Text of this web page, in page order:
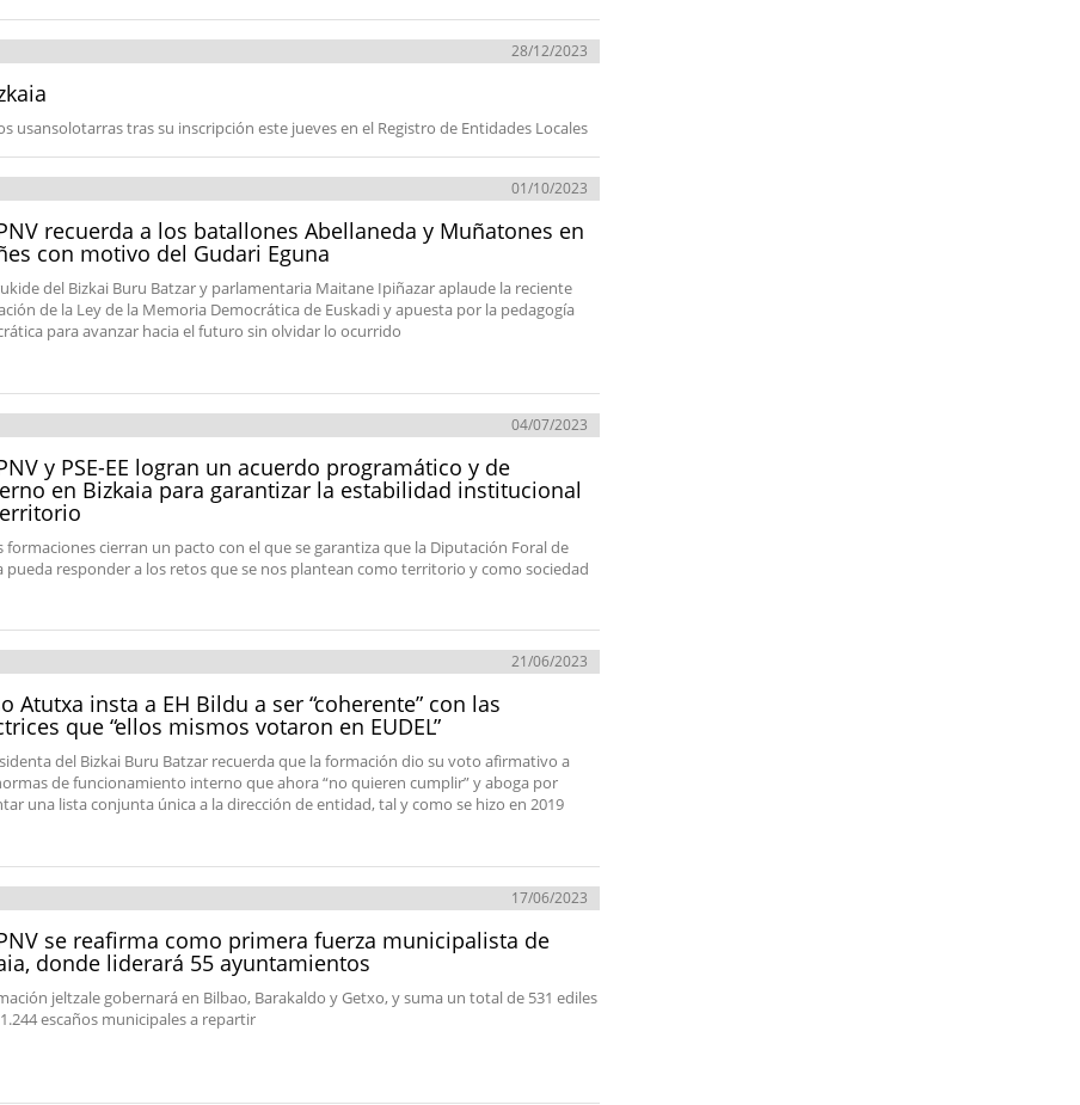
28/12/2023
usansolotarras tras su inscripción este jueves en el Registro de Entidades Locales
01/10/2023
recuerda a los batallones Abellaneda y Muñatones en
con motivo del Gudari Eguna
del Bizkai Buru Batzar y parlamentaria Maitane Ipiñazar aplaude la reciente
de la Ley de la Memoria Democrática de Euskadi y apuesta por la pedagogía
para avanzar hacia el futuro sin olvidar lo ocurrido
04/07/2023
y PSE-EE logran un acuerdo programático y de
en Bizkaia para garantizar la estabilidad institucional
formaciones cierran un pacto con el que se garantiza que la Diputación Foral de
pueda responder a los retos que se nos plantean como territorio y como sociedad
21/06/2023
Atutxa insta a EH Bildu a ser “coherente” con las
que “ellos mismos votaron en EUDEL”
del Bizkai Buru Batzar recuerda que la formación dio su voto afirmativo a
de funcionamiento interno que ahora “no quieren cumplir” y aboga por
una lista conjunta única a la dirección de entidad, tal y como se hizo en 2019
17/06/2023
se reafirma como primera fuerza municipalista de
donde liderará 55 ayuntamientos
jeltzale gobernará en Bilbao, Barakaldo y Getxo, y suma un total de 531 ediles
escaños municipales a repartir